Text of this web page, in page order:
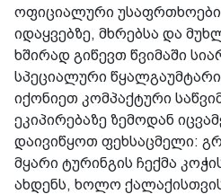
ოფიციალური
იდაყვებზე, მხრებსა და
ხშირად გიწევთ წვიმაში
სპეციალური
იქონიეთ კომპაქტური
ეკიპირებაზე ზემოდან
დაივიწყოთ ფეხსაცმელი:
მყარი ტურინგის ჩექმა
ახდენს, ხოლო